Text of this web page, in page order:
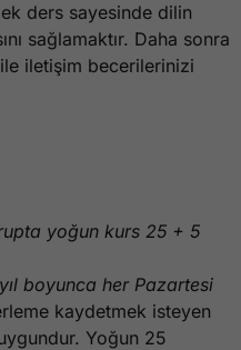
ders sayesinde dilin
sağlamaktır. Daha sonra
iletişim becerilerinizi
yoğun kurs 25 + 5
boyunca her Pazartesi
kaydetmek isteyen
Yoğun 25